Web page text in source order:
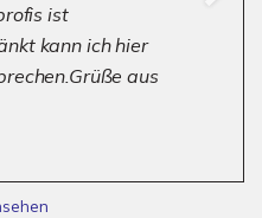
ist
kann ich hier
aus